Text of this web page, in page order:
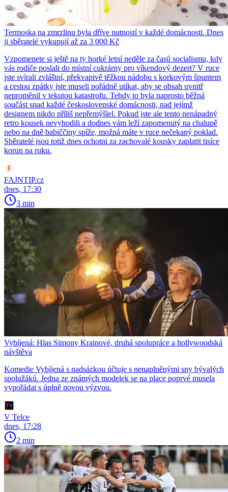
Termoska na zmrzlinu byla dříve nutností v každé domácnosti. Dnes
ji sběratelé vykupují až za 3 000 Kč
Vzpomenete si ještě na ty horké letní neděle za časů socialismu, kdy
vás rodiče poslali do místní cukrárny pro víkendový dezert? V ruce
jste svírali zvláštní, překvapivě těžkou nádobu s korkovým špuntem
a cestou zpátky jste museli pořádně utíkat, aby se obsah uvnitř
neproměnil v tekutou katastrofu. Tehdy to byla naprosto běžná
součást snad každé československé domácnosti, nad jejímž
designem nikdo příliš nepřemýšlel. Pokud jste ale tento nenápadný
retro kousek nevyhodili a dodnes vám leží zapomenutý na chalupě
nebo na dně babiččiny spíže, možná máte v ruce nečekaný poklad.
Sběratelé jsou totiž dnes ochotni za zachovalé kousky zaplatit tisíce
korun na ruku.
FAJNTIP.cz
dnes, 17:30
3 min
Vybíjená: Hlas Simony Krainové, druhá spolupráce a hollywoodská
návštěva
Komedie Vybíjená s nadsázkou účtuje s nenaplněnými sny bývalých
spolužáků. Jedna ze známých modelek se na place poprvé musela
vypořádat s úplně novou výzvou.
V Telce
dnes, 17:28
2 min